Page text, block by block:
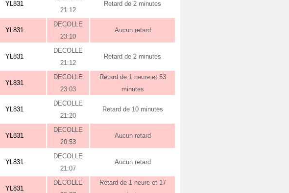
YL831
21:12
Retard de 2 minutes
YL831
DECOLLE
23:10
Aucun retard
YL831
DECOLLE
21:12
Retard de 2 minutes
YL831
DECOLLE
23:03
Retard de 1 heure et 53
minutes
YL831
DECOLLE
21:20
Retard de 10 minutes
YL831
DECOLLE
20:53
Aucun retard
YL831
DECOLLE
21:07
Aucun retard
YL831
DECOLLE
Retard de 1 heure et 17